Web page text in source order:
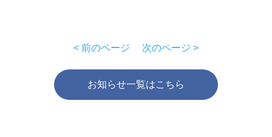
< 前のページ 次のページ >
お知らせ一覧はこちら